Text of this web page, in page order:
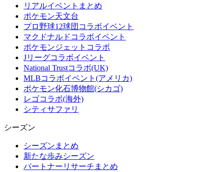
リアルイベントまとめ
ポケモン天文台
プロ野球12球団コラボイベント
マクドナルドコラボイベント
ポケモンジェットコラボ
Jリーグコラボイベント
National Trustコラボ(UK)
MLBコラボイベント(アメリカ)
ポケモン化石博物館(シカゴ)
レゴコラボ(海外)
シティサファリ
シーズン
シーズンまとめ
新たな歩みシーズン
パートナーリサーチまとめ